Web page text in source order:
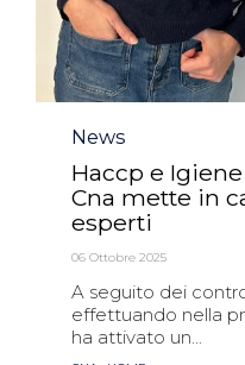
Category
News
Haccp e
Cna mette in
esperti
06 Ottobre 2025
A seguito dei
effettuando nella
ha attivato un...